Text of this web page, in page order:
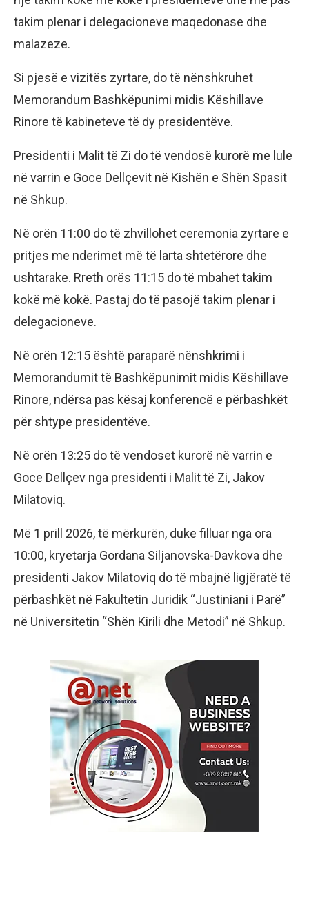
takim plenar i delegacioneve maqedonase dhe
malazeze.
Si pjesë e vizitës zyrtare, do të nënshkruhet
Memorandum Bashkëpunimi midis Këshillave
Rinore të kabineteve të dy presidentëve.
Presidenti i Malit të Zi do të vendosë kurorë me lule
në varrin e Goce Dellçevit në Kishën e Shën Spasit
në Shkup.
Në orën 11:00 do të zhvillohet ceremonia zyrtare e
pritjes me nderimet më të larta shtetërore dhe
ushtarake. Rreth orës 11:15 do të mbahet takim
kokë më kokë. Pastaj do të pasojë takim plenar i
delegacioneve.
Në orën 12:15 është paraparë nënshkrimi i
Memorandumit të Bashkëpunimit midis Këshillave
Rinore, ndërsa pas kësaj konferencë e përbashkët
për shtype presidentëve.
Në orën 13:25 do të vendoset kurorë në varrin e
Goce Dellçev nga presidenti i Malit të Zi, Jakov
Milatoviq.
Më 1 prill 2026, të mërkurën, duke filluar nga ora
10:00, kryetarja Gordana Siljanovska-Davkova dhe
presidenti Jakov Milatoviq do të mbajnë ligjëratë të
përbashkët në Fakultetin Juridik “Justiniani i Parë”
në Universitetin “Shën Kirili dhe Metodi” në Shkup.